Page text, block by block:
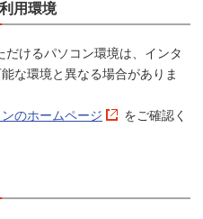
用環境
けるパソコン環境は、インタ
な環境と異なる場合がありま
のホームページ
をご確認く